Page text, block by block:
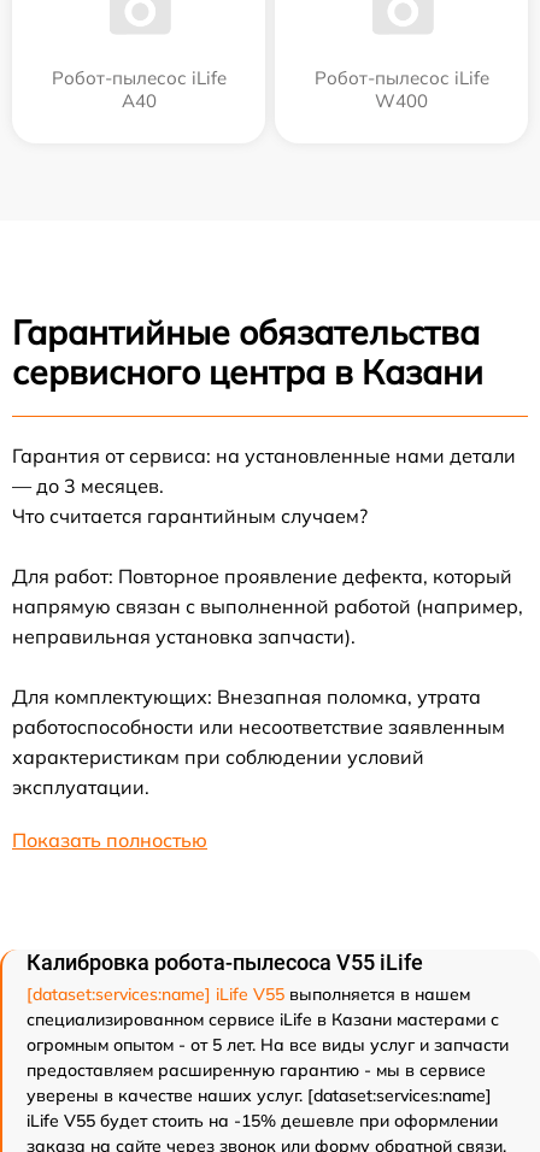
Робот-пылесос iLife
A40
Робот-пылесос iLife
W400
Гарантийные обязательства
сервисного центра в Казани
Гарантия от сервиса: на установленные нами детали
— до 3 месяцев.
Что считается гарантийным случаем?
Для работ: Повторное проявление дефекта, который
напрямую связан с выполненной работой (например,
неправильная установка запчасти).
Для комплектующих: Внезапная поломка, утрата
работоспособности или несоответствие заявленным
характеристикам при соблюдении условий
эксплуатации.
Показать полностью
Калибровка робота-пылесоса V55 iLife
[dataset:services:name] iLife V55 выполняется в нашем
специализированном сервисе iLife в Казани мастерами с
огромным опытом - от 5 лет. На все виды услуг и запчасти
предоставляем расширенную гарантию - мы в сервисе
уверены в качестве наших услуг. [dataset:services:name]
iLife V55 будет стоить на -15% дешевле при оформлении
заказа на сайте через звонок или форму обратной связи.